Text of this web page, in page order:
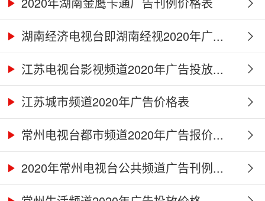
湖南经济电视台即湖南经视2020年广...
江苏电视台影视频道2020年广告投放...
江苏城市频道2020年广告价格表
常州电视台都市频道2020年广告报价...
2020年常州电视台公共频道广告刊例...